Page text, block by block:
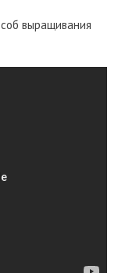
выращивания